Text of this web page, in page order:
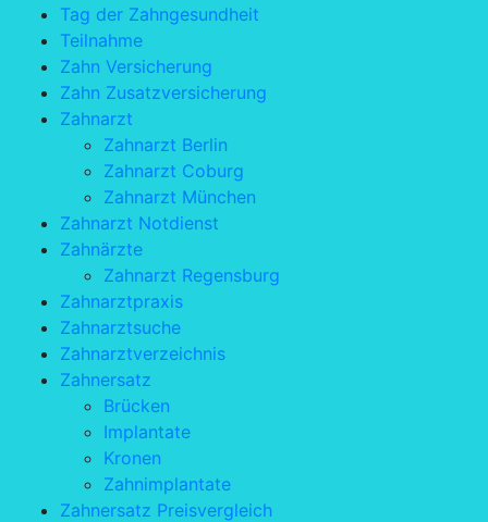
Tag der Zahngesundheit
Teilnahme
Zahn Versicherung
Zahn Zusatzversicherung
Zahnarzt
Zahnarzt Berlin
Zahnarzt Coburg
Zahnarzt München
Zahnarzt Notdienst
Zahnärzte
Zahnarzt Regensburg
Zahnarztpraxis
Zahnarztsuche
Zahnarztverzeichnis
Zahnersatz
Brücken
Implantate
Kronen
Zahnimplantate
Zahnersatz Preisvergleich